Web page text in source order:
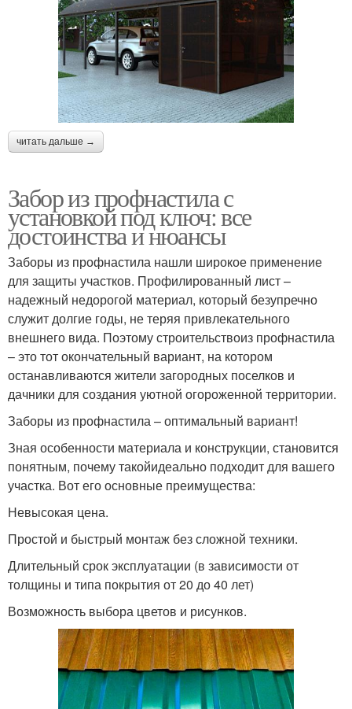
читать дальше →
Забор из профнастила с
установкой под ключ: все
достоинства и нюансы
Заборы из профнастила нашли широкое применение
для защиты участков. Профилированный лист –
надежный недорогой материал, который безупречно
служит долгие годы, не теряя привлекательного
внешнего вида. Поэтому строительствоиз профнастила
– это тот окончательный вариант, на котором
останавливаются жители загородных поселков и
дачники для создания уютной огороженной территории.
Заборы из профнастила – оптимальный вариант!
Зная особенности материала и конструкции, становится
понятным, почему такойидеально подходит для вашего
участка. Вот его основные преимущества:
Невысокая цена.
Простой и быстрый монтаж без сложной техники.
Длительный срок эксплуатации (в зависимости от
толщины и типа покрытия от 20 до 40 лет)
Возможность выбора цветов и рисунков.